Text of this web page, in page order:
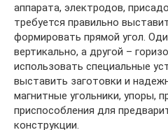
аппарата, электродов,
требуется правильно
формировать прямой угол.
вертикально, а другой –
использовать специальные
выставить заготовки и
магнитные угольники, упоры,
приспособления для
конструкции.